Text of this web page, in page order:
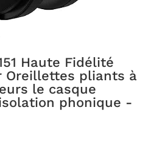
Haute Fidélité
Oreillettes pliants à
le casque
phonique -